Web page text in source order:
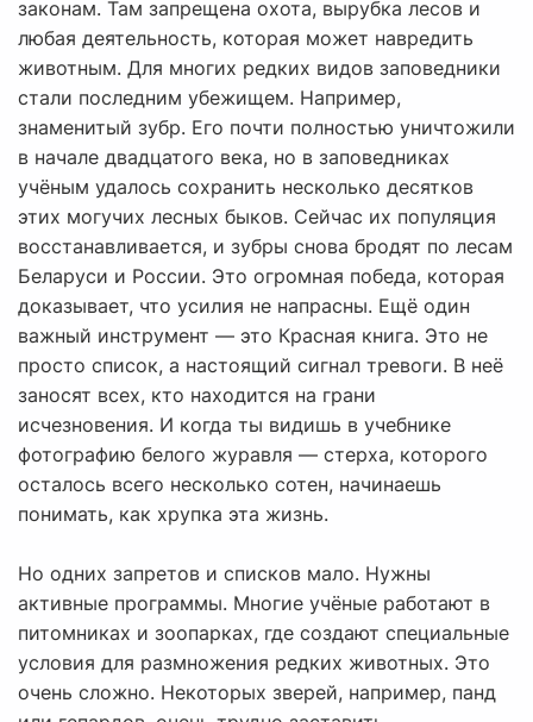
законам. Там запрещена охота, вырубка лесов и
любая деятельность, которая может навредить
животным. Для многих редких видов заповедники
стали последним убежищем. Например,
знаменитый зубр. Его почти полностью уничтожили
в начале двадцатого века, но в заповедниках
учёным удалось сохранить несколько десятков
этих могучих лесных быков. Сейчас их популяция
восстанавливается, и зубры снова бродят по лесам
Беларуси и России. Это огромная победа, которая
доказывает, что усилия не напрасны. Ещё один
важный инструмент — это Красная книга. Это не
просто список, а настоящий сигнал тревоги. В неё
заносят всех, кто находится на грани
исчезновения. И когда ты видишь в учебнике
фотографию белого журавля — стерха, которого
осталось всего несколько сотен, начинаешь
понимать, как хрупка эта жизнь.
Но одних запретов и списков мало. Нужны
активные программы. Многие учёные работают в
питомниках и зоопарках, где создают специальные
условия для размножения редких животных. Это
очень сложно. Некоторых зверей, например, панд